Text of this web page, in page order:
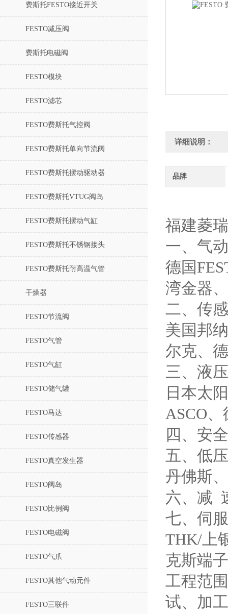
费斯托FESTO接近开关
FESTO减压阀
费斯托电磁阀
FESTO模块
FESTO滤芯
FESTO费斯托气控阀
FESTO费斯托单向节流阀
FESTO费斯托摆动驱动器
FESTO费斯托VTUG阀岛
FESTO费斯托摆动气缸
FESTO费斯托不锈钢接头
FESTO费斯托耐高温气管
干燥器
FESTO节流阀
FESTO气管
FESTO气缸
FESTO储气罐
FESTO马达
FESTO传感器
FESTO真空发生器
FESTO阀岛
FESTO比例阀
FESTO电磁阀
FESTO气爪
FESTO其他气动元件
FESTO三联件
详细说明：
品牌
福建菱
一、气
德国
湾金器
二、传
美国邦
尔克、
三、液
日本太
ASCO
四、安
五、低
丹佛斯
六、减
七、伺
THK/上
克斯端子
工程范
试、加工